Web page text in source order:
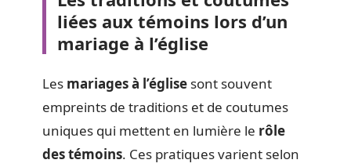
liées aux témoins lors d’un
mariage à l’église
Les mariages à l’église sont souvent
empreints de traditions et de coutumes
uniques qui mettent en lumière le rôle
des témoins. Ces pratiques varient selon